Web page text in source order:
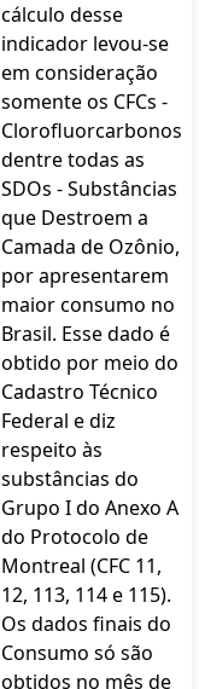
cálculo desse
indicador levou-se
em consideração
somente os CFCs -
Clorofluorcarbonos
dentre todas as
SDOs - Substâncias
que Destroem a
Camada de Ozônio,
por apresentarem
maior consumo no
Brasil. Esse dado é
obtido por meio do
Cadastro Técnico
Federal e diz
respeito às
substâncias do
Grupo I do Anexo A
do Protocolo de
Montreal (CFC 11,
12, 113, 114 e 115).
Os dados finais do
Consumo só são
obtidos no mês de